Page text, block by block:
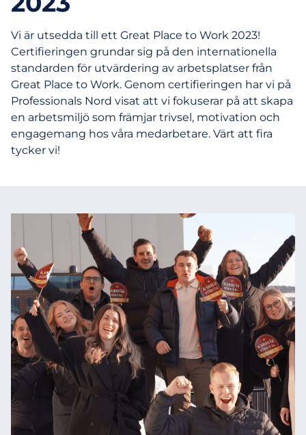
Vi är utsedda till ett Great Place to Work 2023!
Certifieringen grundar sig på den internationella
standarden för utvärdering av arbetsplatser från
Great Place to Work. Genom certifieringen har vi på
Professionals Nord visat att vi fokuserar på att skapa
en arbetsmiljö som främjar trivsel, motivation och
engagemang hos våra medarbetare. Värt att fira
tycker vi!